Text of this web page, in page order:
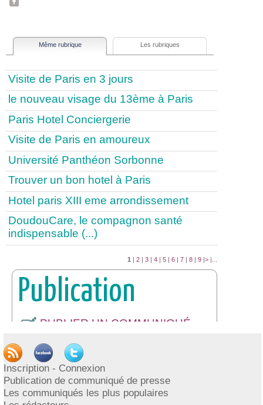
Même rubrique Les rubriques
Visite de Paris en 3 jours
le nouveau visage du 13ème à Paris
Paris Hotel Conciergerie
Visite de Paris en amoureux
Université Panthéon Sorbonne
Trouver un bon hotel à Paris
Hotel paris XIII eme arrondissement
DoudouCare, le compagnon santé
indispensable (...)
1 |2 |3 |4 |5 |6 |7 |8 |9 |>
Publication
PUBLIER UN COMMUNIQUÉ
INSCRIPTION / CONNEXION
Inscription - Connexion
Publication de communiqué de presse
Les communiqués les plus populaires